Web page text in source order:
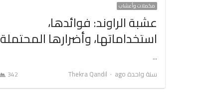
مكملات وأعشاب
عشبة الراوند: فوائدها،
استخداماتها، وأضرارها المحتملة
…
سنة واحدة ago
Author
Thekra Qandil
342